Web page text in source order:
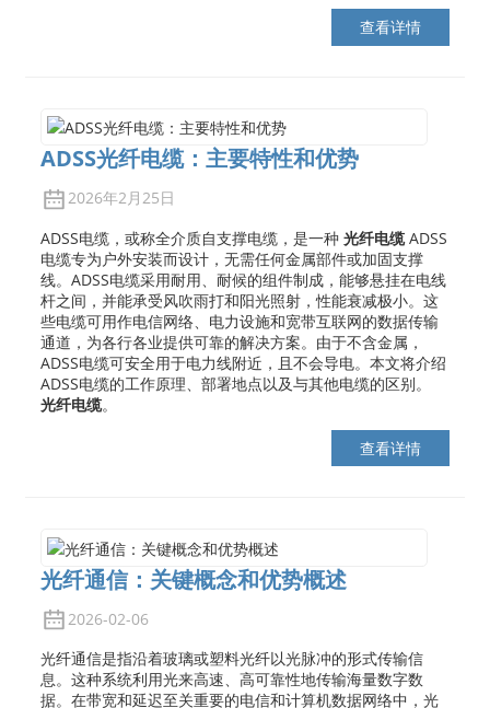
查看详情
ADSS光纤电缆：主要特性和优势
2026年2月25日
ADSS电缆，或称全介质自支撑电缆，是一种 光纤电缆ADSS
电缆专为户外安装而设计，无需任何金属部件或加固支撑
线。ADSS电缆采用耐用、耐候的组件制成，能够悬挂在电线
杆之间，并能承受风吹雨打和阳光照射，性能衰减极小。这
些电缆可用作电信网络、电力设施和宽带互联网的数据传输
通道，为各行各业提供可靠的解决方案。由于不含金属，
ADSS电缆可安全用于电力线附近，且不会导电。本文将介绍
ADSS电缆的工作原理、部署地点以及与其他电缆的区别。
光纤电缆。
查看详情
光纤通信：关键概念和优势概述
2026-02-06
光纤通信是指沿着玻璃或塑料光纤以光脉冲的形式传输信
息。这种系统利用光来高速、高可靠性地传输海量数字数
据。在带宽和延迟至关重要的电信和计算机数据网络中，光